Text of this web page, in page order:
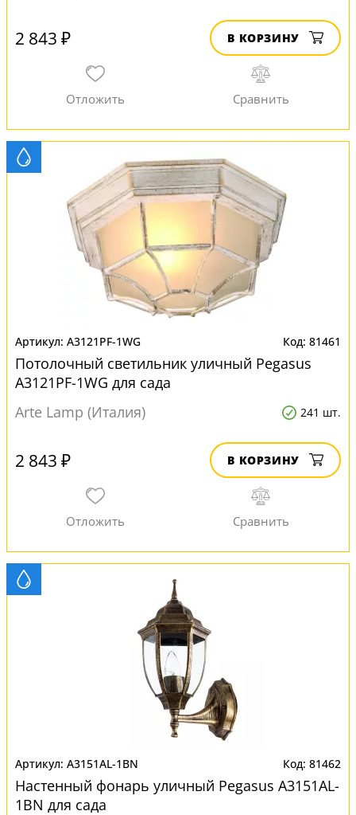
2 843 ₽ В КОРЗИНУ
A3121PF-1WG 81461
Потолочный светильник уличный Pegasus
A3121PF-1WG для сада
Arte Lamp (Италия)
241 шт.
2 843 ₽ В КОРЗИНУ
A3151AL-1BN 81462
Настенный фонарь уличный Pegasus A3151AL-
1BN для сада